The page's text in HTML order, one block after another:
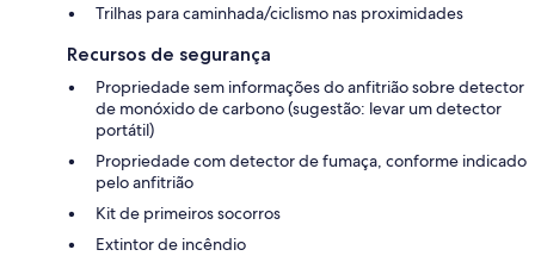
Trilhas para caminhada/ciclismo nas proximidades
Recursos de segurança
Propriedade sem informações do anfitrião sobre detector
de monóxido de carbono (sugestão: levar um detector
portátil)
Propriedade com detector de fumaça, conforme indicado
pelo anfitrião
Kit de primeiros socorros
Extintor de incêndio